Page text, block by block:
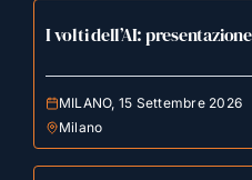
I volti dell’AI:
MILANO, 15 Settembre 2026
Milano